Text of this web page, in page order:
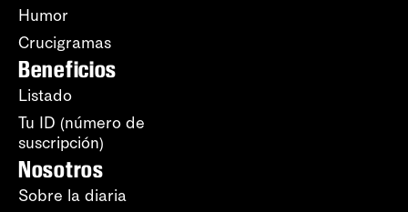
Humor
Crucigramas
Beneficios
Listado
Tu ID (número de
suscripción)
Nosotros
Sobre la diaria